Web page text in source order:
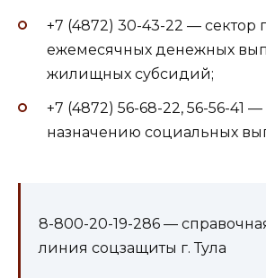
+7 (4872) 30-43-22 — сектор
ежемесячных денежных
жилищных субсидий;
+7 (4872) 56-68-22, 56-56-41
назначению социальных
8-800-20-19-286 —
линия соцзащиты г. Тула